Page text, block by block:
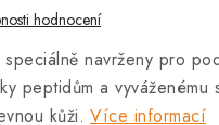
hodnocení
navrženy pro
peptidům a vyváženému
kůži. Více informací